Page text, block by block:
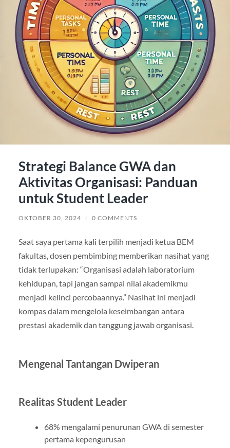
Strategi Balance GWA dan
Aktivitas Organisasi: Panduan
untuk Student Leader
OKTOBER 30, 2024 / 0 COMMENTS
Saat saya pertama kali terpilih menjadi ketua BEM
fakultas, dosen pembimbing memberikan nasihat yang
tidak terlupakan: “Organisasi adalah laboratorium
kehidupan, tapi jangan sampai nilai akademikmu
menjadi kelinci percobaannya.” Nasihat ini menjadi
kompas dalam mengelola keseimbangan antara
prestasi akademik dan tanggung jawab organisasi.
Mengenal Tantangan Dwiperan
Realitas Student Leader
68% mengalami penurunan GWA di semester
pertama kepengurusan